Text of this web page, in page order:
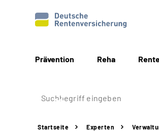
Prävention Reha
Startseite Experten